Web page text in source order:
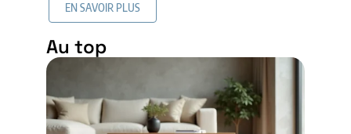
EN SAVOIR PLUS
Au top